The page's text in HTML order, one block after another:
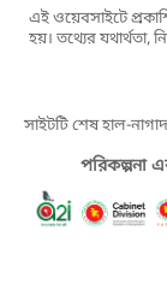
১০০
বাংলাদেশ
এই ওয়েবসাইটে
হয়। তথ্যের যথার্থতা,
সাইটটি শেষ হাল-
পরিকল্পনা